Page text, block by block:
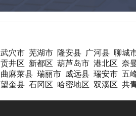
武穴市 芜湖市 隆安县 广河县 聊城
贡井区 新都区 葫芦岛市 港北区 奈
曲麻莱县 瑞丽市 威远县 瑞安市 五
望奎县 石冈区 哈密地区 双溪区 共